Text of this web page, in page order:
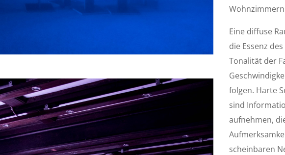
Eine diffuse
die Essenz
Tonalität der
folgen. Harte
sind
aufnehmen,
scheinbaren